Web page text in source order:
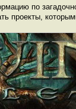
по
проекты,